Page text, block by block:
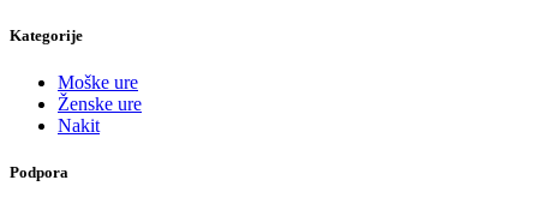
Kategorije
Moške ure
Ženske ure
Nakit
Podpora